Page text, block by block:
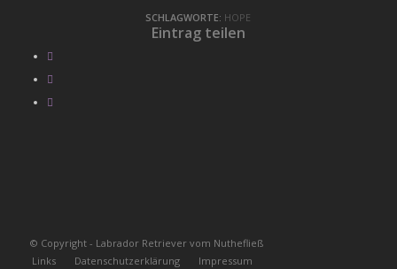
SCHLAGWORTE: HOPE
Eintrag teilen
© Copyright - Labrador Retriever vom Nuthefließ
Links
Datenschutzerklärung Impressum